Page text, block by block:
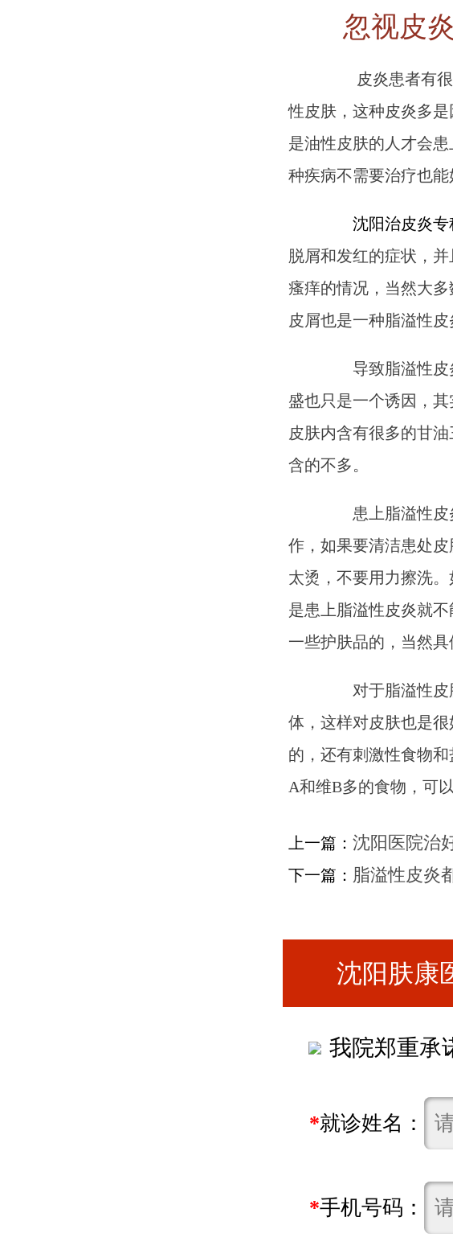
忽视皮
皮炎患者有很
性皮肤，这种皮炎多
是油性皮肤的人才会
种疾病不需要治疗也能
沈阳治皮炎
脱屑和发红的症状，
瘙痒的情况，当然大
皮屑也是一种脂溢性皮
导致脂溢性皮
盛也只是一个诱因，
皮肤内含有很多的甘
含的不多。
患上脂溢性皮
作，如果要清洁患处
太烫，不要用力擦洗
是患上脂溢性皮炎就
一些护肤品的，当然具
对于脂溢性皮
体，这样对皮肤也是
的，还有刺激性食物
A和维B多的食物，可
上一篇：沈阳医院治
下一篇： 脂溢性皮炎
沈阳肤康
我院郑重承
*就诊姓名：
*手机号码：